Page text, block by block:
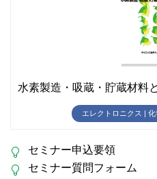
水素製造・吸蔵・貯蔵材料
エレクトロニクス |
セミナー申込要領
セミナー質問フォーム